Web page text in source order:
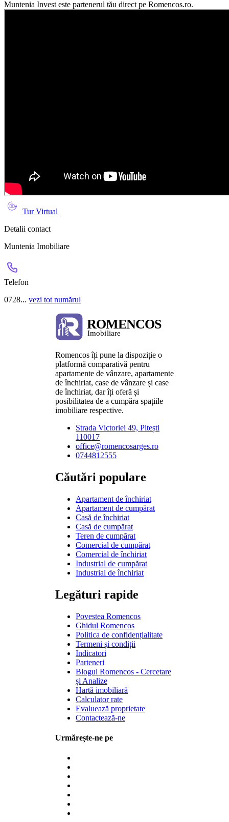
Muntenia Invest este partenerul tău direct pe Romencos.ro.
Tur Virtual
Detalii contact
Muntenia Imobiliare
Telefon
0728... vezi tot numărul
Romencos îți pune la dispoziție o
platformă comparativă pentru
apartamente de vânzare, apartamente
de închiriat, case de vânzare și case
de închiriat, dar îți oferă și
posibilitatea de a cumpăra spațiile
imobiliare respective.
Strada Victoriei 49, Pitești
110017
office@romencosarges.ro
0744812555
Căutări populare
Apartament de închiriat
Apartament de cumpărat
Casă de închiriat
Casă de cumpărat
Teren de cumpărat
Comercial de cumpărat
Comercial de închiriat
Industrial de cumpărat
Industrial de închiriat
Legături rapide
Povestea Romencos
Ghidul Romencos
Politica de confidențialitate
Termeni și condiții
Indicatori
Parteneri
Blogul Romencos - Cercetare
și Analize
Hartă imobiliară
Calculator rate
Evaluează proprietate
Contactează-ne
Urmărește-ne pe